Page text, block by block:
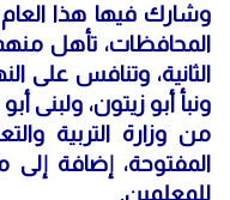
الثانية، وتنافس على
ونبأ أبو زيتون، ولبنى
من وزارة التربية
المفتوحة، إضافة إلى
للمعلمين.